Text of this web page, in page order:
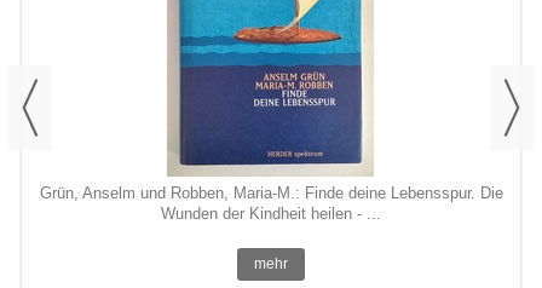
Grün, Anselm und Robben, Maria-M.: Finde deine Lebensspur. Die
Wunden der Kindheit heilen - ...
mehr